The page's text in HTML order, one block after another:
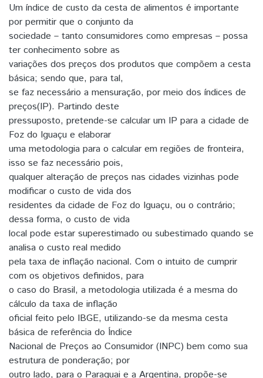
Um índice de custo da cesta de alimentos é importante
por permitir que o conjunto da
sociedade – tanto consumidores como empresas – possa
ter conhecimento sobre as
variações dos preços dos produtos que compõem a cesta
básica; sendo que, para tal,
se faz necessário a mensuração, por meio dos índices de
preços(IP). Partindo deste
pressuposto, pretende-se calcular um IP para a cidade de
Foz do Iguaçu e elaborar
uma metodologia para o calcular em regiões de fronteira,
isso se faz necessário pois,
qualquer alteração de preços nas cidades vizinhas pode
modificar o custo de vida dos
residentes da cidade de Foz do Iguaçu, ou o contrário;
dessa forma, o custo de vida
local pode estar superestimado ou subestimado quando se
analisa o custo real medido
pela taxa de inflação nacional. Com o intuito de cumprir
com os objetivos definidos, para
o caso do Brasil, a metodologia utilizada é a mesma do
cálculo da taxa de inflação
oficial feito pelo IBGE, utilizando-se da mesma cesta
básica de referência do Índice
Nacional de Preços ao Consumidor (INPC) bem como sua
estrutura de ponderação; por
outro lado, para o Paraguai e a Argentina, propõe-se